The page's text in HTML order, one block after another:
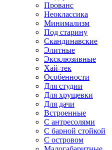
Прованс
Неоклассика
Минимализм
Под старину
Скандинавские
Элитные
Эксклюзивные
Хай-тек
Особенности
Для студии
Для хрущевки
Для дачи
Встроенные
С антресолями
С барной стойкой
С островом